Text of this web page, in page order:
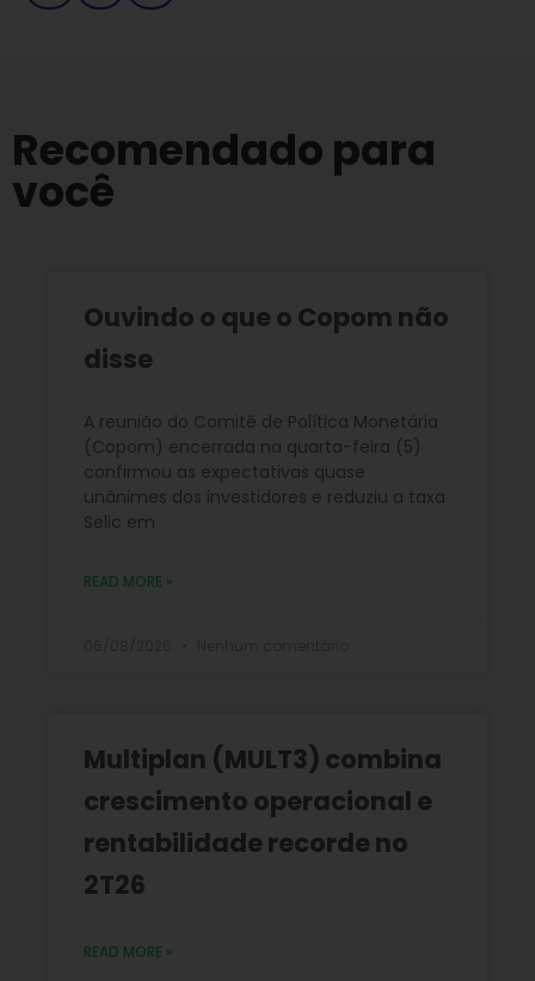
Recomendado para
você
Ouvindo o que o Copom não
disse
A reunião do Comitê de Política Monetária
(Copom) encerrada na quarta-feira (5)
confirmou as expectativas quase
unânimes dos investidores e reduziu a taxa
Selic em
READ MORE »
Multiplan (MULT3) combina
crescimento operacional e
rentabilidade recorde no
2T26
READ MORE »